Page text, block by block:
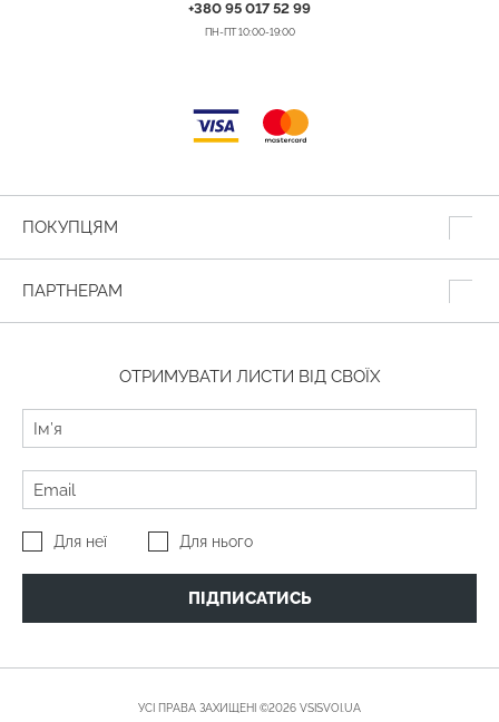
+380 95 017 52 99
ПН-ПТ 10:00-19:00
ПОКУПЦЯМ
ПАРТНЕРАМ
ОТРИМУВАТИ ЛИСТИ ВІД СВОЇХ
Для неї Для нього
ПІДПИСАТИСЬ
УСІ ПРАВА ЗАХИЩЕНІ ©2026 VSISVOI.UA